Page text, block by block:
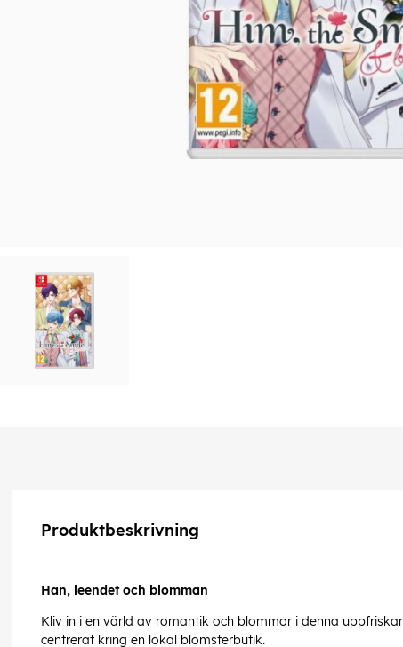
Produktbeskrivning
Han, leendet och blomman
Kliv in i en värld av romantik och blommor i denna
centrerat kring en lokal blomsterbutik.